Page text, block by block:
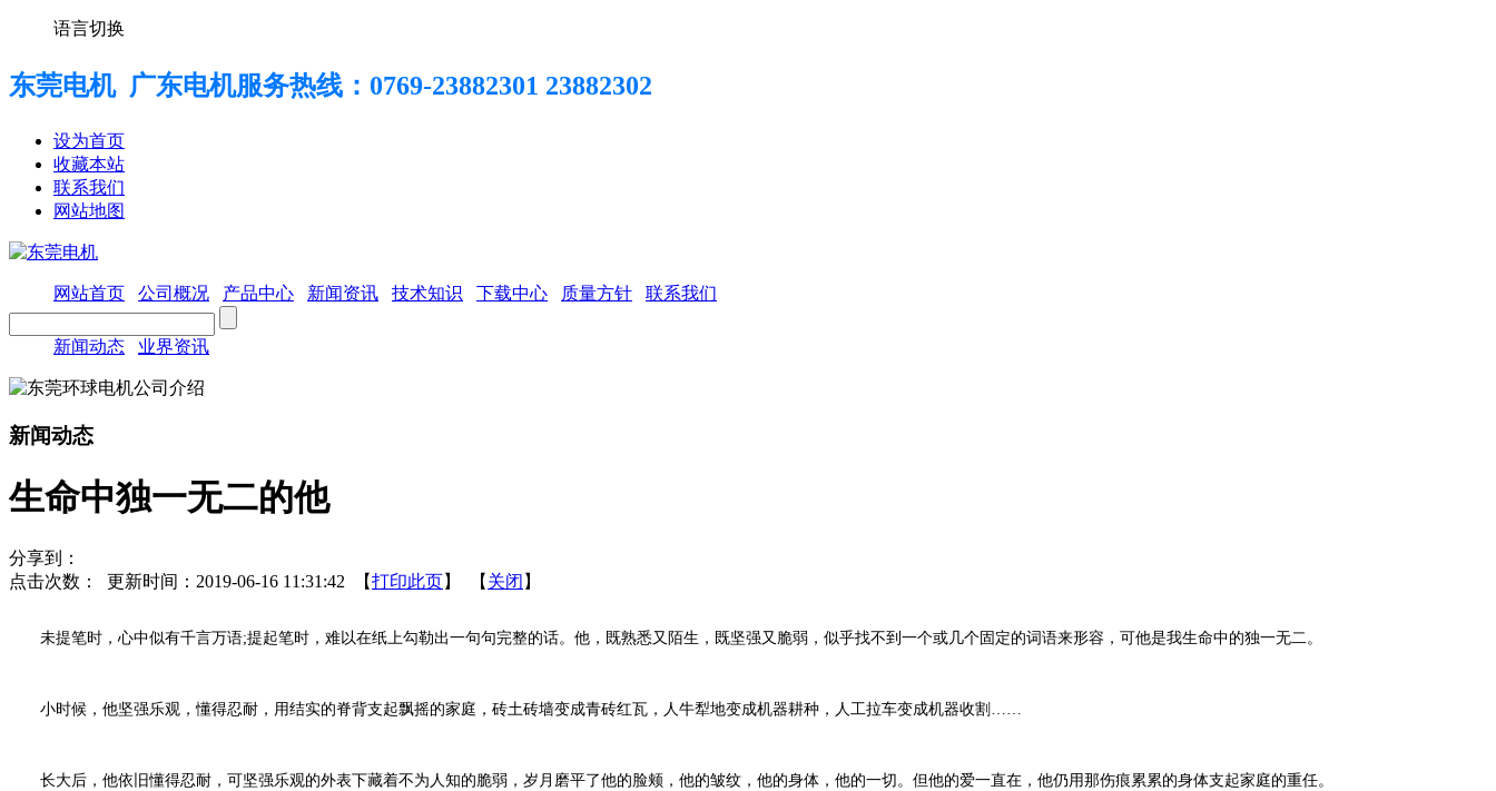
语言切换
东莞电机 广东电机服务热线： 0769-23882301 23882302
设为首页
收藏本站
联系我们
网站地图
网站首页 公司概况 产品中心 新闻资讯 技术知识 下载中心 质量方针 联系我们
新闻动态 业界资讯
新闻动态
生命中独一无二的他
分享到：
点击次数：
更新时间：2019-06-16 11:31:42 【打印此页】 【 关闭 】
未提笔时，心中似有千言万语;提起笔时，难以在纸上勾勒出一句句完整的话。他，既熟悉又陌生，既坚强又脆弱，似乎找不到一个或几个固定的词语来形容，可他是我生命中的独一无二。
小时候，他坚强乐观，懂得忍耐，用结实的脊背支起飘摇的家庭，砖土砖墙变成青砖红瓦，人牛犁地变成机器耕种，人工拉车变成机器收割……
长大后，他依旧懂得忍耐，可坚强乐观的外表下藏着不为人知的脆弱，岁月磨平了他的脸颊，他的皱纹，他的身体，他的一切。但他的爱一直在，他仍用那伤痕累累的身体支起家庭的重任。